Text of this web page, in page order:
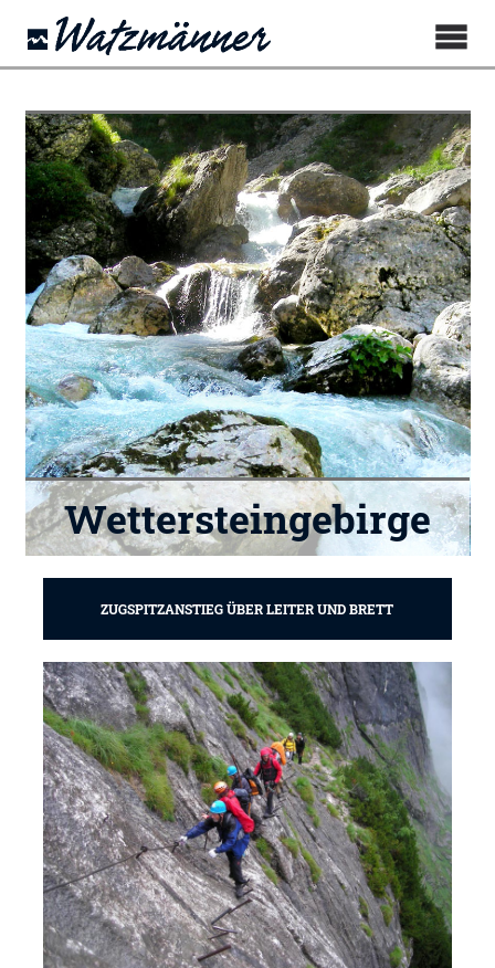
Wettersteingebirge
ZUGSPITZANSTIEG ÜBER LEITER UND BRETT